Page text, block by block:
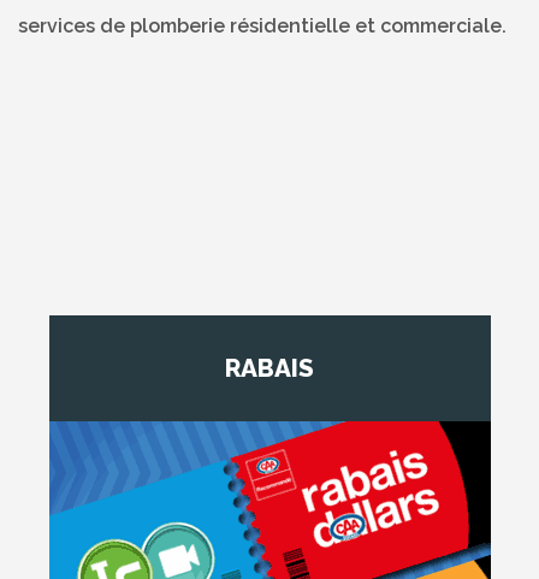
services de plomberie résidentielle et commerciale.
RABAIS